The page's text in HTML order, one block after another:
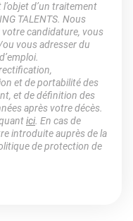
d’un traitement
TALENTS. Nous
candidature, vous
vous adresser du
et de portabilité des
et de définition des
après votre décès.
ici. En cas de
introduite auprès de la
de protection de